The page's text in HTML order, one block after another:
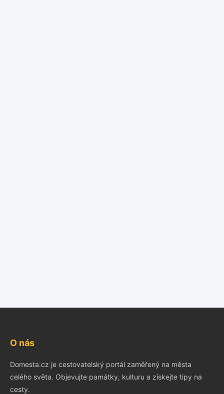
O nás
Domesta.cz je cestovatelský portál zaměřený na města
celého světa. Objevujte památky, kulturu a získejte tipy na
cesty.